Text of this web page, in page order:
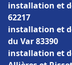
installation et
62217
installation et
du Var 83390
installation et